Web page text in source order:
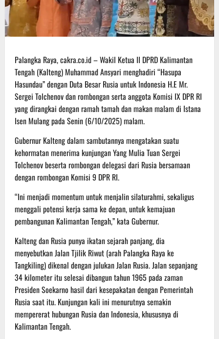
Palangka Raya, cakra.co.id – Wakil Ketua II DPRD Kalimantan
Tengah (Kalteng) Muhammad Ansyari menghadiri “Hasupa
Hasundau” dengan Duta Besar Rusia untuk Indonesia H.E Mr.
Sergei Tolchenov dan rombongan serta anggota Komisi IX DPR RI
yang dirangkai dengan ramah tamah dan makan malam di Istana
Isen Mulang pada Senin (6/10/2025) malam.
Gubernur Kalteng dalam sambutannya mengatakan suatu
kehormatan menerima kunjungan Yang Mulia Tuan Sergei
Tolchenov beserta rombongan delegasi dari Rusia bersamaan
dengan rombongan Komisi 9 DPR RI.
“Ini menjadi momentum untuk menjalin silaturahmi, sekaligus
menggali potensi kerja sama ke depan, untuk kemajuan
pembangunan Kalimantan Tengah,” kata Gubernur.
Kalteng dan Rusia punya ikatan sejarah panjang, dia
menyebutkan Jalan Tjilik Riwut (arah Palangka Raya ke
Tangkiling) dikenal dengan julukan Jalan Rusia. Jalan sepanjang
34 kilometer itu selesai dibangun tahun 1965 pada zaman
Presiden Soekarno hasil dari kesepakatan dengan Pemerintah
Rusia saat itu. Kunjungan kali ini menurutnya semakin
mempererat hubungan Rusia dan Indonesia, khususnya di
Kalimantan Tengah.